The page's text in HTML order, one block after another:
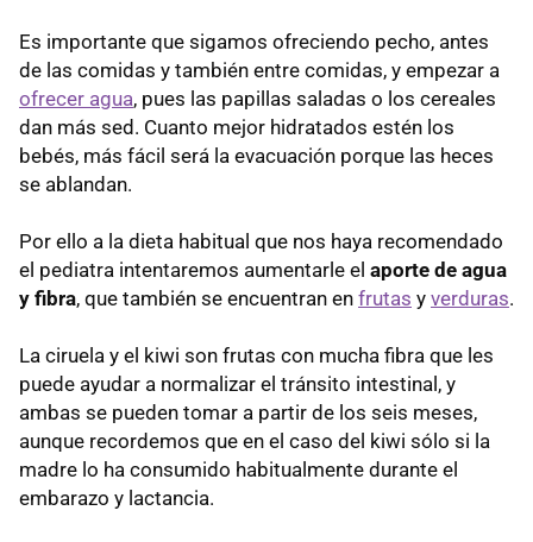
Es importante que sigamos ofreciendo pecho, antes
de las comidas y también entre comidas, y empezar a
ofrecer agua, pues las papillas saladas o los cereales
dan más sed. Cuanto mejor hidratados estén los
bebés, más fácil será la evacuación porque las heces
se ablandan.
Por ello a la dieta habitual que nos haya recomendado
el pediatra intentaremos aumentarle el aporte de agua
y fibra, que también se encuentran en frutas y verduras.
La ciruela y el kiwi son frutas con mucha fibra que les
puede ayudar a normalizar el tránsito intestinal, y
ambas se pueden tomar a partir de los seis meses,
aunque recordemos que en el caso del kiwi sólo si la
madre lo ha consumido habitualmente durante el
embarazo y lactancia.